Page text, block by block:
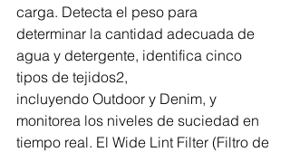
carga. Detecta el peso para
determinar la cantidad adecuada de
agua y detergente, identifica cinco
tipos de tejidos2,
incluyendo Outdoor y Denim, y
monitorea los niveles de suciedad en
tiempo real. El Wide Lint Filter (Filtro de